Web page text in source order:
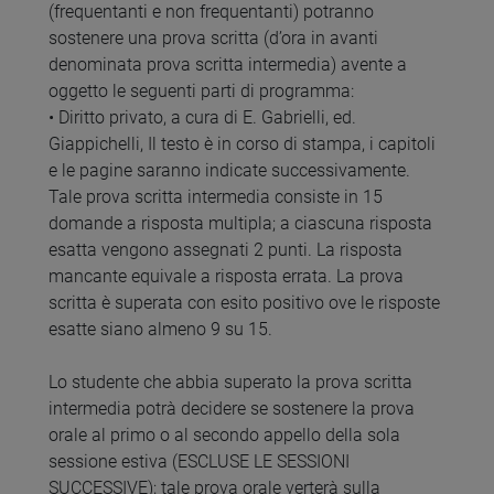
(frequentanti e non frequentanti) potranno
sostenere una prova scritta (d’ora in avanti
denominata prova scritta intermedia) avente a
oggetto le seguenti parti di programma:
• Diritto privato, a cura di E. Gabrielli, ed.
Giappichelli, Il testo è in corso di stampa, i capitoli
e le pagine saranno indicate successivamente.
Tale prova scritta intermedia consiste in 15
domande a risposta multipla; a ciascuna risposta
esatta vengono assegnati 2 punti. La risposta
mancante equivale a risposta errata. La prova
scritta è superata con esito positivo ove le risposte
esatte siano almeno 9 su 15.
Lo studente che abbia superato la prova scritta
intermedia potrà decidere se sostenere la prova
orale al primo o al secondo appello della sola
sessione estiva (ESCLUSE LE SESSIONI
SUCCESSIVE); tale prova orale verterà sulla